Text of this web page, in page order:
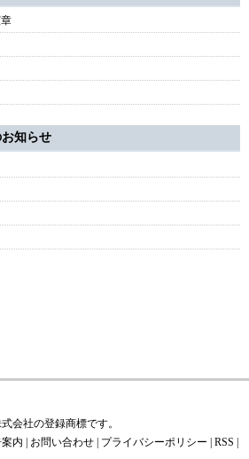
知らせ
会社の登録商標です。
内 お問い合わせ プライバシーポリシー RSS